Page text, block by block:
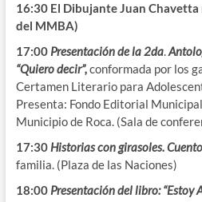
16:30 El Dibujante Juan Chavetta
del MMBA)
17:00 Presentaciónde la 2da.
“Quiero decir”,conformada por los
Certamen Literario para
Presenta: Fondo Editorial
Municipio de Roca. (Sala de
17:30Historias con girasoles.
familia. (Plaza de las Naciones)
18:00 Presentación del libro: “Estoy